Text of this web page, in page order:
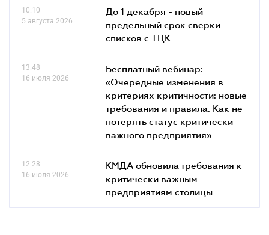
10.10
5 августа 2026
До 1 декабря - новый
предельный срок сверки
списков c ТЦК
13.48
16 июля 2026
Бесплатный вебинар:
«Очередные изменения в
критериях критичности: новые
требования и правила. Как не
потерять статус критически
важного предприятия»
12.28
16 июля 2026
КМДА обновила требования к
критически важным
предприятиям столицы